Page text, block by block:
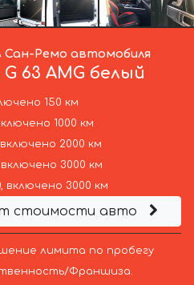
Ремо автомобиля
G 63 AMG белый
150 км
1000 км
2000 км
включено 3000 км
включено 3000 км
стоимости авто
лимита по пробегу
Франшиза.